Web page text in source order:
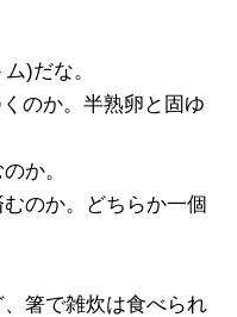
)だな。
のか。半熟卵と固ゆ
か。
のか。どちらか一個
箸で雑炊は食べられ